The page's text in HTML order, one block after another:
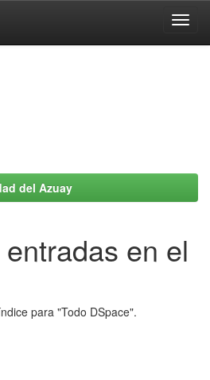
del Azuay
en el
para "Todo DSpace".